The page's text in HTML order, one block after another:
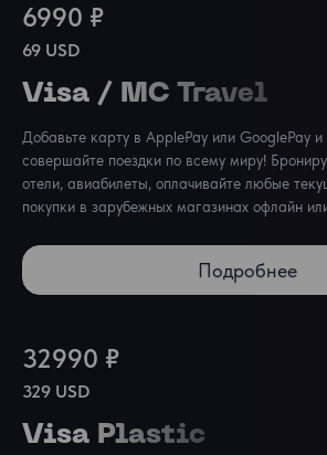
6990 ₽
69 USD
Visa / MC Travel
Добавьте карту в ApplePay или GooglePay и
совершайте поездки по всему миру!
отели, авиабилеты, оплачивайте любые
покупки в зарубежных магазинах офлайн
Подробнее
32990 ₽
329 USD
Visa Plastic